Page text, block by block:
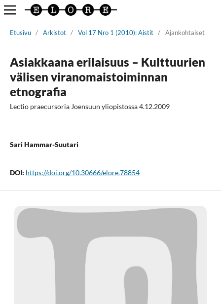
Etusivu / Arkistot / Vol 17 Nro 1 (2010): Aistit / Ajankohtaiset
Asiakkaana erilaisuus – Kulttuurien
välisen viranomaistoiminnan
etnografia
Lectio praecursoria Joensuun yliopistossa 4.12.2009
Sari Hammar-Suutari
DOI: https://doi.org/10.30666/elore.78854